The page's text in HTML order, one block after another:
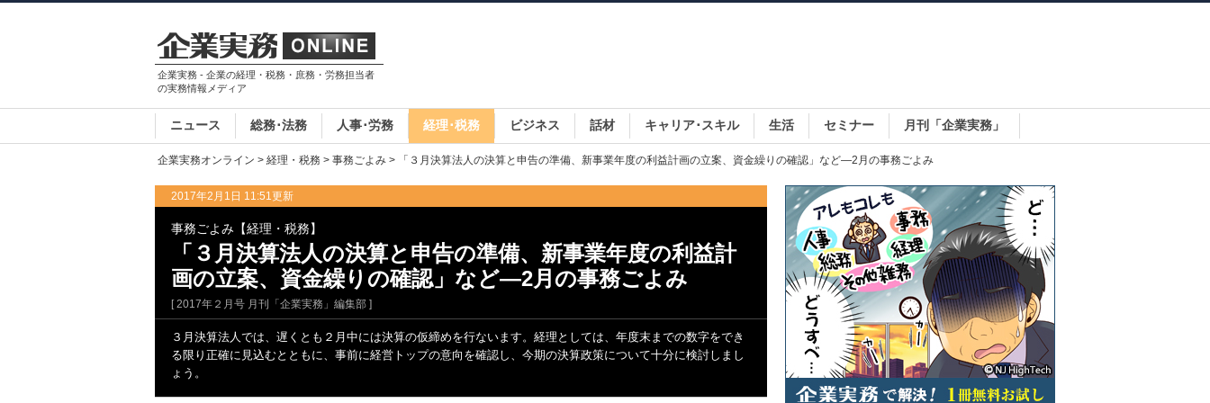
企業実務 - 企業の経理・税務・庶務・労務担当者
の実務情報メディア
ニュース 総務･法務 人事･労務 経理･税務 ビジネス 話材 キャリア･スキル 生活 セミナー 月刊「企業実務」
企業実務オンライン > 経理・税務 > 事務ごよみ > 「３月決算法人の決算と申告の準備、新事業年度の利益計画の立案、資金繰りの確認」など―2月の事務ごよみ
2017年2月1日 11:51更新
事務ごよみ【経理・税務】
「３月決算法人の決算と申告の準備、新事業年度の利益計
画の立案、資金繰りの確認」など―2月の事務ごよみ
[ 2017年２月号 月刊「企業実務」編集部 ]
３月決算法人では、遅くとも２月中には決算の仮締めを行ないます。経理としては、年度末までの数字をでき
る限り正確に見込むとともに、事前に経営トップの意向を確認し、今期の決算政策について十分に検討しまし
ょう。